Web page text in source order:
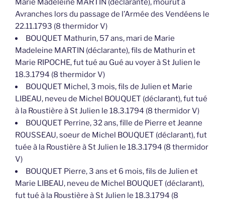
Marie Madeleine MARTIN (déclarante), mourut à
Avranches lors du passage de l’Armée des Vendéens le
22.11.1793 (8 thermidor V)
BOUQUET Mathurin, 57 ans, mari de Marie
Madeleine MARTIN (déclarante), fils de Mathurin et
Marie RIPOCHE, fut tué au Gué au voyer à St Julien le
18.3.1794 (8 thermidor V)
BOUQUET Michel, 3 mois, fils de Julien et Marie
LIBEAU, neveu de Michel BOUQUET (déclarant), fut tué
à la Roustière à St Julien le 18.3.1794 (8 thermidor V)
BOUQUET Perrine, 32 ans, fille de Pierre et Jeanne
ROUSSEAU, soeur de Michel BOUQUET (déclarant), fut
tuée à la Roustière à St Julien le 18.3.1794 (8 thermidor
V)
BOUQUET Pierre, 3 ans et 6 mois, fils de Julien et
Marie LIBEAU, neveu de Michel BOUQUET (déclarant),
fut tué à la Roustière à St Julien le 18.3.1794 (8